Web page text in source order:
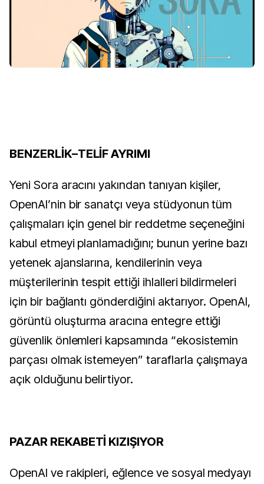
BENZERLİK–TELİF AYRIMI
Yeni Sora aracını yakından tanıyan kişiler,
OpenAI’nin bir sanatçı veya stüdyonun tüm
çalışmaları için genel bir reddetme seçeneğini
kabul etmeyi planlamadığını; bunun yerine bazı
yetenek ajanslarına, kendilerinin veya
müşterilerinin tespit ettiği ihlalleri bildirmeleri
için bir bağlantı gönderdiğini aktarıyor. OpenAI,
görüntü oluşturma aracına entegre ettiği
güvenlik önlemleri kapsamında “ekosistemin
parçası olmak istemeyen” taraflarla çalışmaya
açık olduğunu belirtiyor.
PAZAR REKABETİ KIZIŞIYOR
OpenAI ve rakipleri, eğlence ve sosyal medyayı